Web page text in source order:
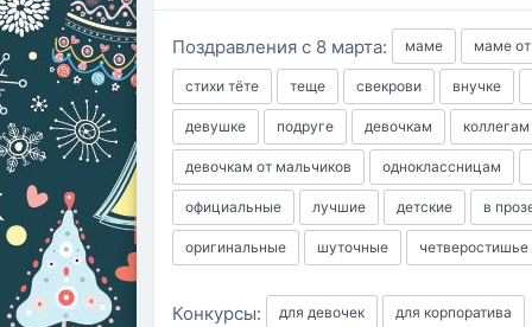
Поздравления с 8 марта: маме маме
стихи тёте теще свекрови внучке
девушке подруге девочкам
девочкам от мальчиков одноклассницам
официальные лучшие детские в
оригинальные шуточные четверостишье
Конкурсы: для девочек для корпоратива